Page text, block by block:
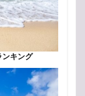
ンキング